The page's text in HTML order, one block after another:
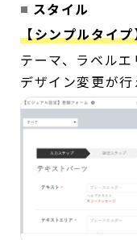
スタイル
【シンプルタイプ
テーマ、ラベル
デザイン変更が行